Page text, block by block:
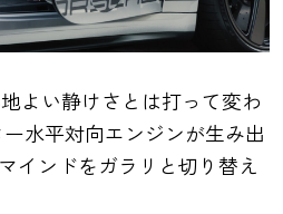
よい静けさとは打って変わ
ー水平対向エンジンが生み出
インドをガラリと切り替え